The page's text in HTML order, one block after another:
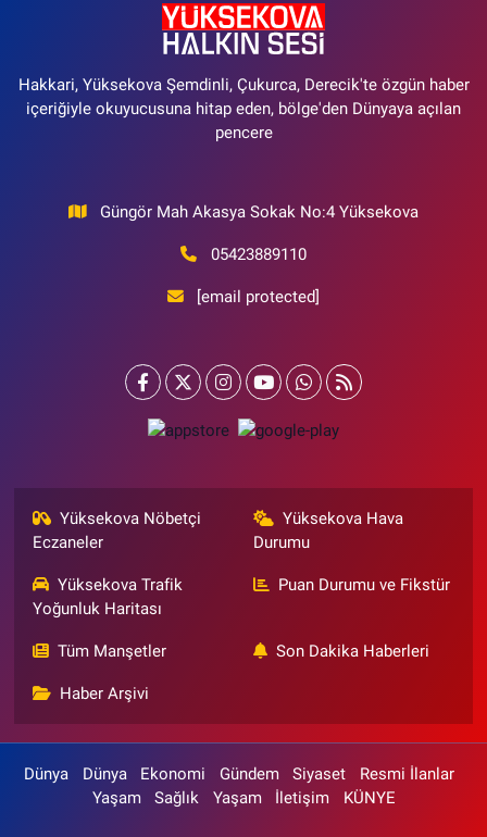
Hakkari, Yüksekova Şemdinli, Çukurca, Derecik'te özgün haber
içeriğiyle okuyucusuna hitap eden, bölge'den Dünyaya açılan
pencere
Güngör Mah Akasya Sokak No:4 Yüksekova
05423889110
[email protected]
Yüksekova Nöbetçi
Eczaneler
Yüksekova Hava
Durumu
Yüksekova Trafik
Yoğunluk Haritası
Puan Durumu ve Fikstür
Tüm Manşetler Son Dakika Haberleri
Haber Arşivi
Dünya Dünya Ekonomi Gündem Siyaset
Resmi İlanlar
Yaşam
Sağlık Yaşam İletişim KÜNYE